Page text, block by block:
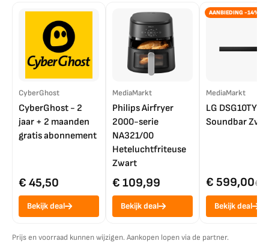
CyberGhost
CyberGhost - 2
jaar + 2 maanden
gratis abonnement
€ 45,50
Bekijk deal
MediaMarkt
Philips Airfryer
2000-serie
NA321/00
Heteluchtfriteuse
Zwart
€ 109,99
Bekijk deal
AANBIEDING -14%
MediaMarkt
LG DSG10TY
Soundbar
€ 599,00€
Bekijk deal
Prijs en voorraad kunnen wijzigen. Aankopen lopen via de partner.